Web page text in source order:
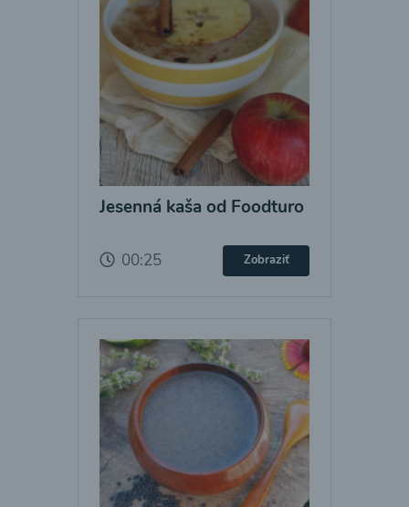
Jesenná kaša od Foodturo
00:25 Zobraziť